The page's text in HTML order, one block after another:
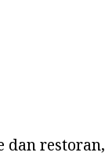
dan restoran,